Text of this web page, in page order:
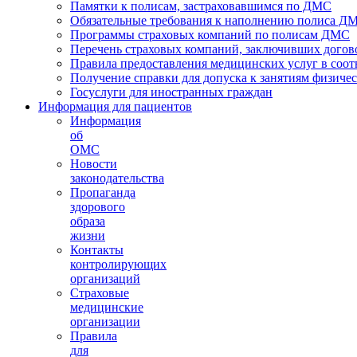
Памятки к полисам, застраховавшимся по ДМС
Обязательные требования к наполнению полиса
Программы страховых компаний по полисам ДМС
Перечень страховых компаний, заключивших
Правила предоставления медицинских услуг в
Получение справки для допуска к занятиям
Госуслуги для иностранных граждан
Информация для пациентов
Информация
об
ОМС
Новости
законодательства
Пропаганда
здорового
образа
жизни
Контакты
контролирующих
организаций
Страховые
медицинские
организации
Правила
для